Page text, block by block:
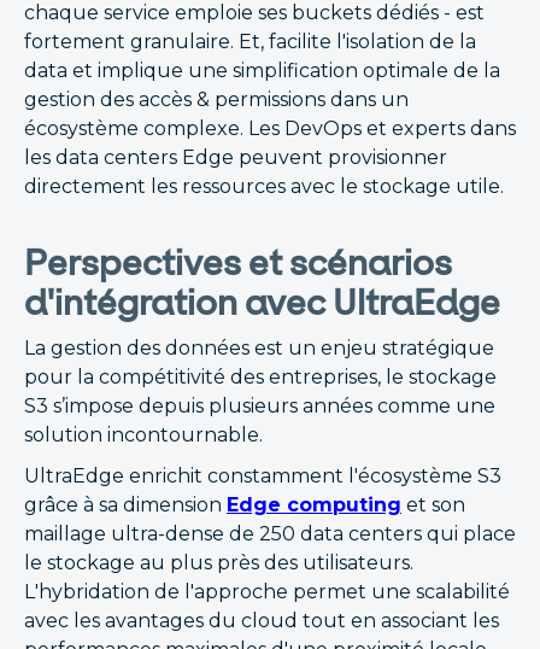
chaque service emploie ses buckets dédiés - est
fortement granulaire. Et, facilite l'isolation de la
data et implique une simplification optimale de la
gestion des accès & permissions dans un
écosystème complexe. Les DevOps et experts dans
les data centers Edge peuvent provisionner
directement les ressources avec le stockage utile.
Perspectives et scénarios
d'intégration avec UltraEdge
La gestion des données est un enjeu stratégique
pour la compétitivité des entreprises, le stockage
S3 s’impose depuis plusieurs années comme une
solution incontournable.
UltraEdge enrichit constamment l'écosystème S3
grâce à sa dimension Edge computing et son
maillage ultra-dense de 250 data centers qui place
le stockage au plus près des utilisateurs.
L'hybridation de l'approche permet une scalabilité
avec les avantages du cloud tout en associant les